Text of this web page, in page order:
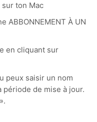
sur ton Mac
ABBONNEMENT À UN
en cliquant sur
peux saisir un nom
de mise à jour.
».